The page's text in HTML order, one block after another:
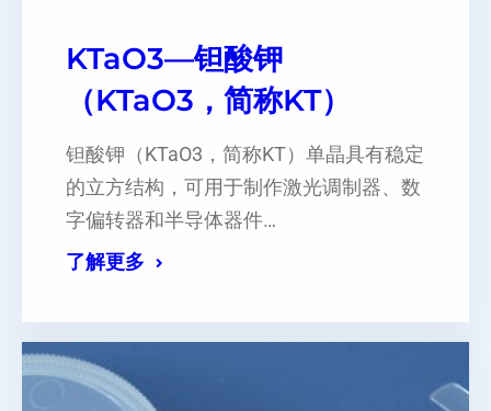
KTaO3—钽酸钾
（KTaO3，简称KT）
钽酸钾（KTaO3，简称KT）单晶具有稳定
的立方结构，可用于制作激光调制器、数
字偏转器和半导体器件…
了解更多